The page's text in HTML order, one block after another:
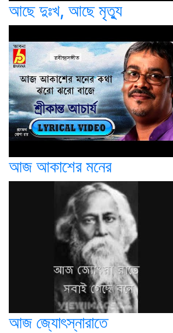
আছে দুঃখ, আছে মৃত্যু
আজ আকাশের মনের
আজ জ্যোৎস্নারাতে